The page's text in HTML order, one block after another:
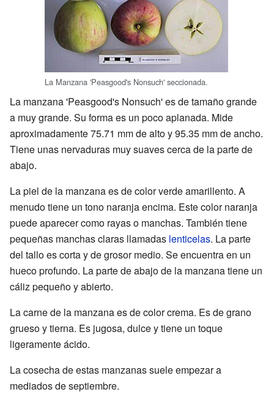
La Manzana 'Peasgood's Nonsuch' seccionada.
La manzana 'Peasgood's Nonsuch' es de tamaño grande
a muy grande. Su forma es un poco aplanada. Mide
aproximadamente 75.71 mm de alto y 95.35 mm de ancho.
Tiene unas nervaduras muy suaves cerca de la parte de
abajo.
La piel de la manzana es de color verde amarillento. A
menudo tiene un tono naranja encima. Este color naranja
puede aparecer como rayas o manchas. También tiene
pequeñas manchas claras llamadas lenticelas. La parte
del tallo es corta y de grosor medio. Se encuentra en un
hueco profundo. La parte de abajo de la manzana tiene un
cáliz pequeño y abierto.
La carne de la manzana es de color crema. Es de grano
grueso y tierna. Es jugosa, dulce y tiene un toque
ligeramente ácido.
La cosecha de estas manzanas suele empezar a
mediados de septiembre.